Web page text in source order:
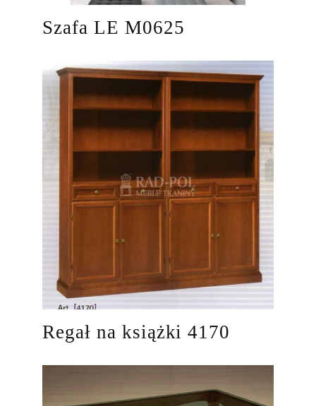
Szafa LE M0625
Regał na książki 4170